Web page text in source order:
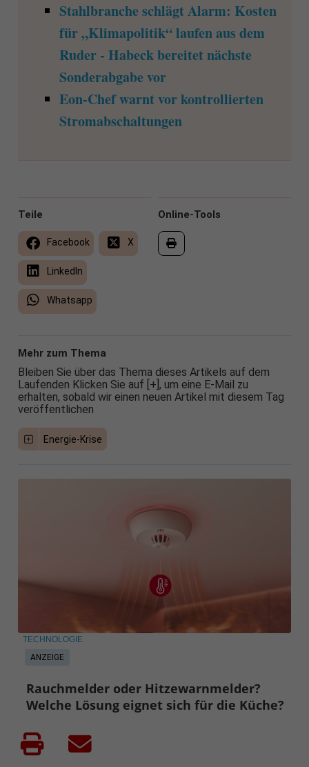
Stahlbranche schlägt Alarm: Kosten
für „Klimapolitik“ laufen aus dem
Ruder - Habeck bereitet nächste
Sonderabgabe vor
Eon-Chef warnt vor kontrollierten
Stromabschaltungen
Online-Tools
Teile
Facebook X
LinkedIn
Whatsapp
Mehr zum Thema
Bleiben Sie über das Thema dieses Artikels auf dem
Laufenden Klicken Sie auf [+], um eine E-Mail zu
erhalten, sobald wir einen neuen Artikel mit diesem Tag
veröffentlichen
Energie-Krise
ANZEIGE
TECHNOLOGIE
Rauchmelder oder Hitzewarnmelder?
Welche Lösung eignet sich für die Küche?